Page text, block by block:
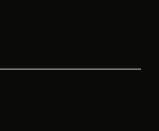
new tab